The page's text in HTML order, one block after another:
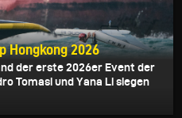
Hongkong 2026
der erste 2026er Event der
Tomasi und Yana Li siegen